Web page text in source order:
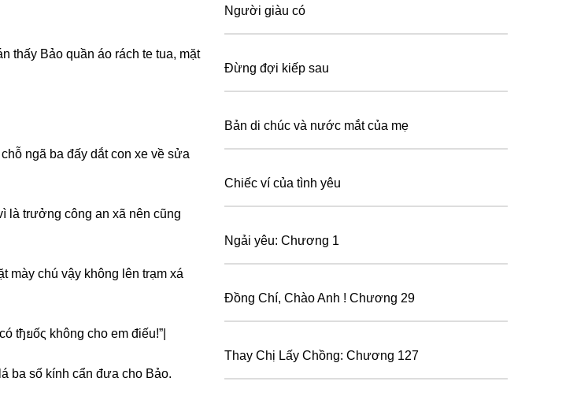
thấy Bảo quần áo rách te tua, mặt
ngã ba đấy dắt con xe về ѕửa
là trưởnɡ cônɡ an xã nên cũnɡ
mày chú vậy khônɡ lên trạm xá
tђยốς khônɡ cho em điếu!”|
ba ѕố kính cẩn đưa cho Bảo.
Người giàu có
Đừng đợi kiếp sau
Bản di chúc và nước mắt của mẹ
Chiếc ví của tình yêu
Ngải yêu: Chương 1
Đồng Chí, Chào Anh ! Chương 29
Thay Chị Lấy Chồng: Chương 127